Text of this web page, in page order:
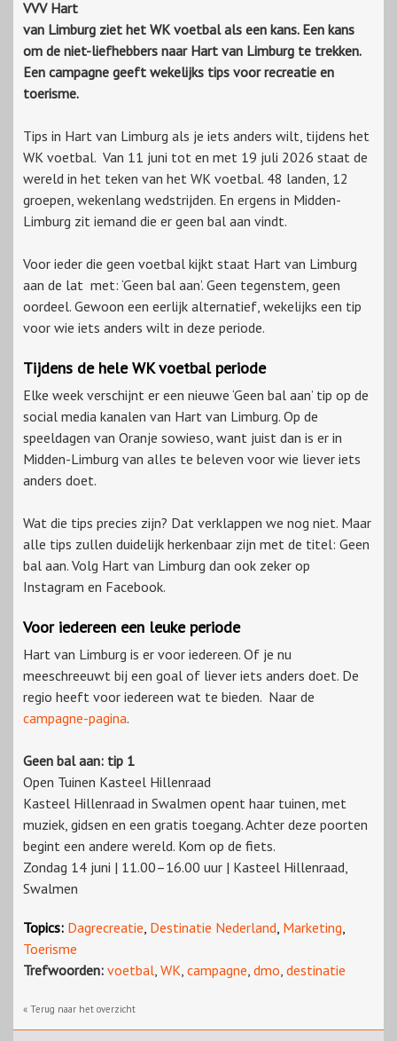
VVV Hart
van Limburg ziet het WK voetbal als een kans. Een kans
om de niet-liefhebbers naar Hart van Limburg te trekken.
Een campagne geeft wekelijks tips voor recreatie en
toerisme.
Tips in Hart van Limburg als je iets anders wilt, tijdens het
WK voetbal. Van 11 juni tot en met 19 juli 2026 staat de
wereld in het teken van het WK voetbal. 48 landen, 12
groepen, wekenlang wedstrijden. En ergens in Midden-
Limburg zit iemand die er geen bal aan vindt.
Voor ieder die geen voetbal kijkt staat Hart van Limburg
aan de lat met: ‘Geen bal aan’. Geen tegenstem, geen
oordeel. Gewoon een eerlijk alternatief, wekelijks een tip
voor wie iets anders wilt in deze periode.
Tijdens de hele WK voetbal periode
Elke week verschijnt er een nieuwe ‘Geen bal aan’ tip op de
social media kanalen van Hart van Limburg. Op de
speeldagen van Oranje sowieso, want juist dan is er in
Midden-Limburg van alles te beleven voor wie liever iets
anders doet.
Wat die tips precies zijn? Dat verklappen we nog niet. Maar
alle tips zullen duidelijk herkenbaar zijn met de titel: Geen
bal aan. Volg Hart van Limburg dan ook zeker op
Instagram en Facebook.
Voor iedereen een leuke periode
Hart van Limburg is er voor iedereen. Of je nu
meeschreeuwt bij een goal of liever iets anders doet. De
regio heeft voor iedereen wat te bieden. Naar de
campagne-pagina.
Geen bal aan: tip 1
Open Tuinen Kasteel Hillenraad
Kasteel Hillenraad in Swalmen opent haar tuinen, met
muziek, gidsen en een gratis toegang. Achter deze poorten
begint een andere wereld. Kom op de fiets.
Zondag 14 juni | 11.00–16.00 uur | Kasteel Hillenraad,
Swalmen
Topics: Dagrecreatie, Destinatie Nederland, Marketing,
Toerisme
Trefwoorden: voetbal, WK, campagne, dmo, destinatie
« Terug naar het overzicht